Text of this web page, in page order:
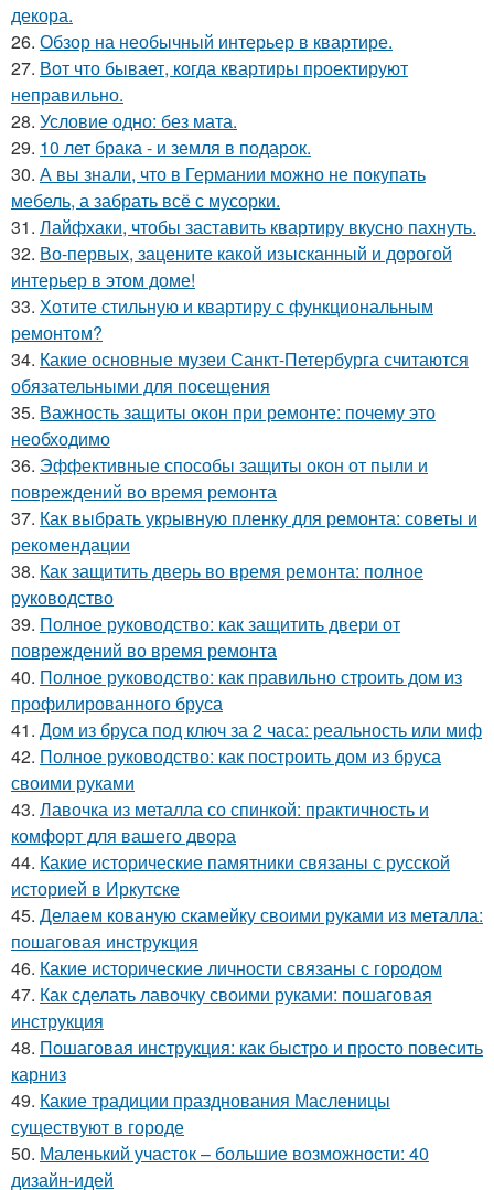
декора.
26. Обзор на необычный интерьер в квартире.
27. Вот что бывает, когда квартиры проектируют
неправильно.
28. Условие одно: без мата.
29. 10 лет брака - и земля в подарок.
30. А вы знали, что в Германии можно не покупать
мебель, а забрать всё с мусорки.
31. Лайфхаки, чтобы заставить квартиру вкусно пахнуть.
32. Во-первых, зацените какой изысканный и дорогой
интерьер в этом доме!
33. Хотите стильную и квартиру с функциональным
ремонтом?
34. Какие основные музеи Санкт-Петербурга считаются
обязательными для посещения
35. Важность защиты окон при ремонте: почему это
необходимо
36. Эффективные способы защиты окон от пыли и
повреждений во время ремонта
37. Как выбрать укрывную пленку для ремонта: советы и
рекомендации
38. Как защитить дверь во время ремонта: полное
руководство
39. Полное руководство: как защитить двери от
повреждений во время ремонта
40. Полное руководство: как правильно строить дом из
профилированного бруса
41. Дом из бруса под ключ за 2 часа: реальность или миф
42. Полное руководство: как построить дом из бруса
своими руками
43. Лавочка из металла со спинкой: практичность и
комфорт для вашего двора
44. Какие исторические памятники связаны с русской
историей в Иркутске
45. Делаем кованую скамейку своими руками из металла:
пошаговая инструкция
46. Какие исторические личности связаны с городом
47. Как сделать лавочку своими руками: пошаговая
инструкция
48. Пошаговая инструкция: как быстро и просто повесить
карниз
49. Какие традиции празднования Масленицы
существуют в городе
50. Маленький участок – большие возможности: 40
дизайн-идей